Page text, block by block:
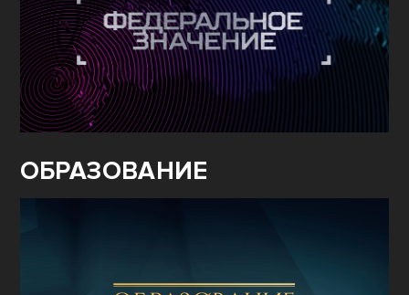
ОБРАЗОВАНИЕ